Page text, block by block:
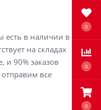
0
0
0
есть в наличии в
на складах
и 90% заказов
все